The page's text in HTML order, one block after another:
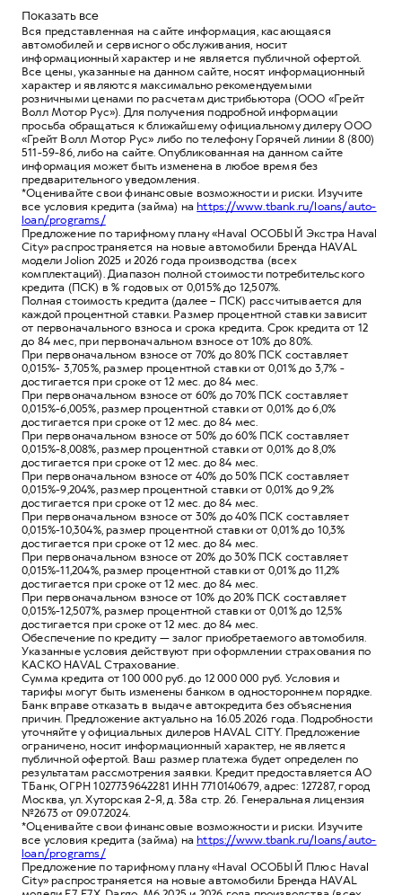
Показать все
Вся представленная на сайте информация, касающаяся
автомобилей и сервисного обслуживания, носит
информационный характер и не является публичной офертой.
Все цены, указанные на данном сайте, носят информационный
характер и являются максимально рекомендуемыми
розничными ценами по расчетам дистрибьютора (ООО «Грейт
Волл Мотор Рус»). Для получения подробной информации
просьба обращаться к ближайшему официальному дилеру ООО
«Грейт Волл Мотор Рус» либо по телефону Горячей линии 8 (800)
511-59-86, либо на сайте. Опубликованная на данном сайте
информация может быть изменена в любое время без
предварительного уведомления.
*Оценивайте свои финансовые возможности и риски. Изучите
все условия кредита (займа) наhttps://www.tbank.ru/loans/auto-
loan/programs/
Предложение по тарифному плану «Haval ОСОБЫЙ Экстра Haval
City» распространяется на новые автомобили Бренда HAVAL
модели Jolion 2025 и 2026 года производства (всех
комплектаций). Диапазон полной стоимости потребительского
кредита (ПСК) в % годовых от 0,015% до 12,507%.
Полная стоимость кредита (далее – ПСК) рассчитывается для
каждой процентной ставки. Размер процентной ставки зависит
от первоначального взноса и срока кредита. Срок кредита от 12
до 84 мес, при первоначальном взносе от 10% до 80%.
При первоначальном взносе от 70% до 80% ПСК составляет
0,015%- 3,705%, размер процентной ставки от 0,01% до 3,7% -
достигается при сроке от 12 мес. до 84 мес.
При первоначальном взносе от 60% до 70% ПСК составляет
0,015%-6,005%, размер процентной ставки от 0,01% до 6,0%
достигается при сроке от 12 мес. до 84 мес.
При первоначальном взносе от 50% до 60% ПСК составляет
0,015%-8,008%, размер процентной ставки от 0,01% до 8,0%
достигается при сроке от 12 мес. до 84 мес.
При первоначальном взносе от 40% до 50% ПСК составляет
0,015%-9,204%, размер процентной ставки от 0,01% до 9,2%
достигается при сроке от 12 мес. до 84 мес.
При первоначальном взносе от 30% до 40% ПСК составляет
0,015%-10,304%, размер процентной ставки от 0,01% до 10,3%
достигается при сроке от 12 мес. до 84 мес.
При первоначальном взносе от 20% до 30% ПСК составляет
0,015%-11,204%, размер процентной ставки от 0,01% до 11,2%
достигается при сроке от 12 мес. до 84 мес.
При первоначальном взносе от 10% до 20% ПСК составляет
0,015%-12,507%, размер процентной ставки от 0,01% до 12,5%
достигается при сроке от 12 мес. до 84 мес.
Обеспечение по кредиту — залог приобретаемого автомобиля.
Указанные условия действуют при оформлении страхования по
КАСКО HAVAL Страхование.
Сумма кредита от 100 000 руб. до 12 000 000 руб. Условия и
тарифы могут быть изменены банком в одностороннем порядке.
Банк вправе отказать в выдаче автокредита без объяснения
причин. Предложение актуально на 16.05.2026 года. Подробности
уточняйте у официальных дилеров HAVAL CITY. Предложение
ограничено, носит информационный характер, не является
публичной офертой. Ваш размер платежа будет определен по
результатам рассмотрения заявки. Кредит предоставляется АО
ТБанк, ОГРН 1027739642281 ИНН 7710140679, адрес: 127287, город
Москва, ул. Хуторская 2-Я, д. 38а стр. 26. Генеральная лицензия
№2673 от 09.07.2024.
*Оценивайте свои финансовые возможности и риски. Изучите
все условия кредита (займа) наhttps://www.tbank.ru/loans/auto-
loan/programs/
Предложение по тарифному плану «Haval ОСОБЫЙ Плюс Haval
City» распространяется на новые автомобили Бренда HAVAL